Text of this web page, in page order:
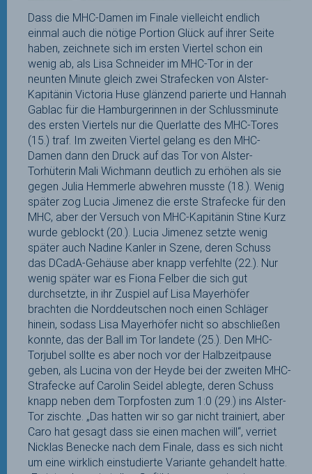
Dass die MHC-Damen im Finale vielleicht endlich
einmal auch die nötige Portion Glück auf ihrer Seite
haben, zeichnete sich im ersten Viertel schon ein
wenig ab, als Lisa Schneider im MHC-Tor in der
neunten Minute gleich zwei Strafecken von Alster-
Kapitänin Victoria Huse glänzend parierte und Hannah
Gablac für die Hamburgerinnen in der Schlussminute
des ersten Viertels nur die Querlatte des MHC-Tores
(15.) traf. Im zweiten Viertel gelang es den MHC-
Damen dann den Druck auf das Tor von Alster-
Torhüterin Mali Wichmann deutlich zu erhöhen als sie
gegen Julia Hemmerle abwehren musste (18.). Wenig
später zog Lucia Jimenez die erste Strafecke für den
MHC, aber der Versuch von MHC-Kapitänin Stine Kurz
wurde geblockt (20.). Lucia Jimenez setzte wenig
später auch Nadine Kanler in Szene, deren Schuss
das DCadA-Gehäuse aber knapp verfehlte (22.). Nur
wenig später war es Fiona Felber die sich gut
durchsetzte, in ihr Zuspiel auf Lisa Mayerhöfer
brachten die Norddeutschen noch einen Schläger
hinein, sodass Lisa Mayerhöfer nicht so abschließen
konnte, das der Ball im Tor landete (25.). Den MHC-
Torjubel sollte es aber noch vor der Halbzeitpause
geben, als Lucina von der Heyde bei der zweiten MHC-
Strafecke auf Carolin Seidel ablegte, deren Schuss
knapp neben dem Torpfosten zum 1:0 (29.) ins Alster-
Tor zischte. „Das hatten wir so gar nicht trainiert, aber
Caro hat gesagt dass sie einen machen will“, verriet
Nicklas Benecke nach dem Finale, dass es sich nicht
um eine wirklich einstudierte Variante gehandelt hatte.